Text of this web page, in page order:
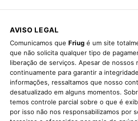
AVISO LEGAL
Comunicamos que Friug é um site
que não solicita qualquer tipo de
liberação de serviços. Apesar de nossos
continuamente para garantir a
informações, ressaltamos que nosso
desatualizado em alguns momentos.
temos controle parcial sobre o que é
por isso não nos responsabilizamos por